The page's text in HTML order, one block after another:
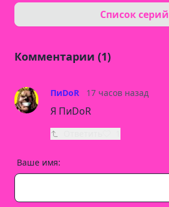
Список серий
Комментарии (1)
ПиDoR 17 часов назад
Я ПиDoR
Ваше имя: